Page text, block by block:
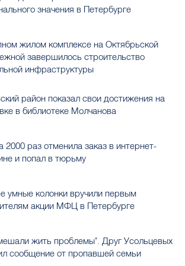
значения в Петербурге
жилом комплексе на Октябрьской
завершилось строительство
инфраструктуры
район показал свои достижения на
в библиотеке Молчанова
2000 раз отменила заказ в интернет-
и попал в тюрьму
умные колонки вручили первым
акции МФЦ в Петербурге
жить проблемы". Друг Усольцевых
сообщение от пропавшей семьи